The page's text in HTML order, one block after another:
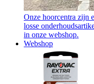
Onze hoorcentra zijn
losse
in onze webshop.
Webshop